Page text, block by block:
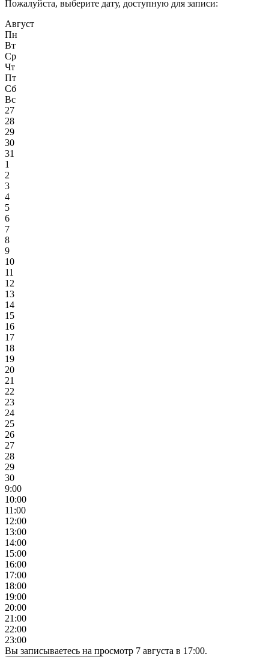
Пожалуйста, выберите дату, доступную для записи:
Август
Пн
Вт
Ср
Чт
Пт
Сб
Вс
27
28
29
30
31
1
2
3
4
5
6
7
8
9
10
11
12
13
14
15
16
17
18
19
20
21
22
23
24
25
26
27
28
29
30
9:00
10:00
11:00
12:00
13:00
14:00
15:00
16:00
17:00
18:00
19:00
20:00
21:00
22:00
23:00
Вы записываетесь на просмотр 7 августа в 17:00.